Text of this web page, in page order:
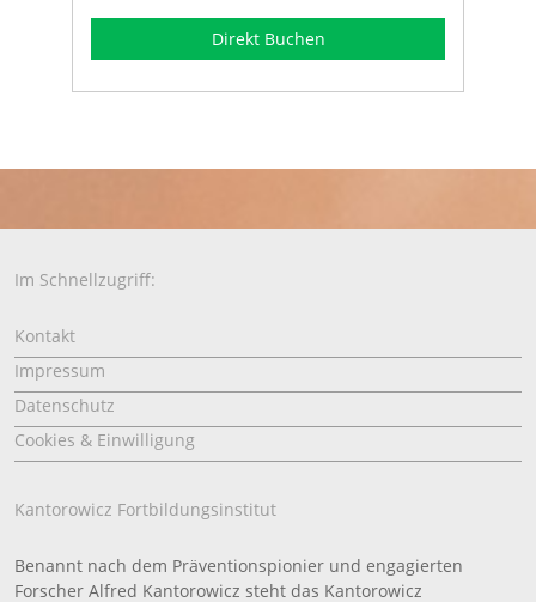
Direkt Buchen
Im Schnellzugriff:
Kontakt
Impressum
Datenschutz
Cookies & Einwilligung
Kantorowicz Fortbildungsinstitut
Benannt nach dem Präventionspionier und engagierten
Forscher Alfred Kantorowicz steht das Kantorowicz